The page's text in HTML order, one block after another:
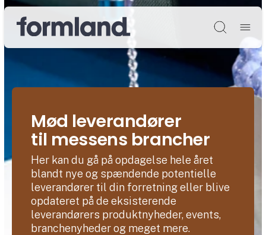
Søg
Mød leverandører
til messens brancher
Her kan du gå på opdagelse hele året
blandt nye og spændende potentielle
leverandører til din forretning eller blive
opdateret på de eksisterende
leverandørers produktnyheder, events,
branchenyheder og meget mere.